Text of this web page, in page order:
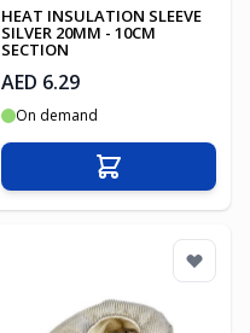
HEAT INSULATION SLEEVE
SILVER 20MM - 10CM
SECTION
AED 6.29
On demand
Add to Cart